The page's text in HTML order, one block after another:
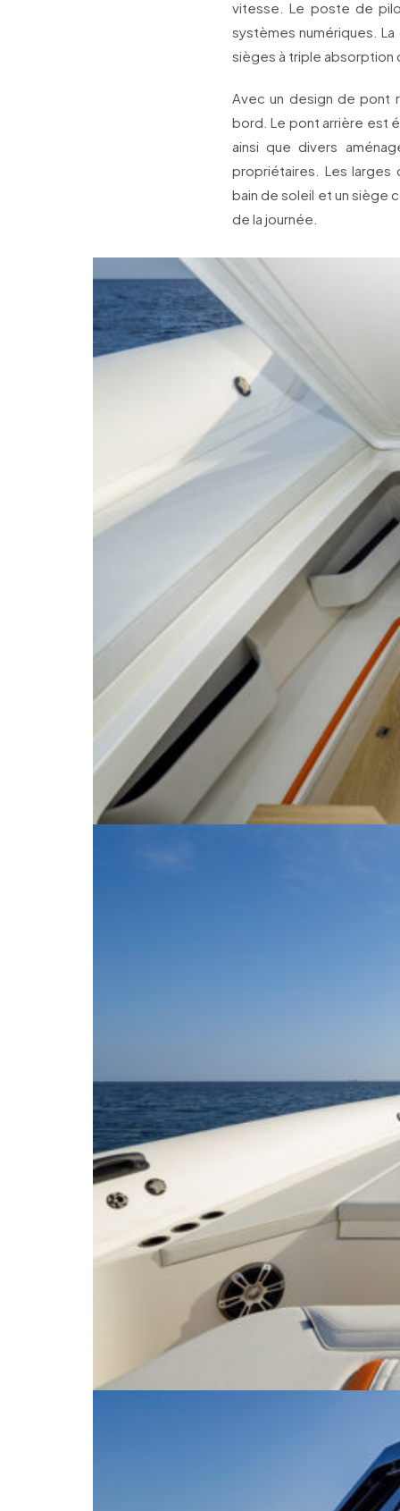
vitesse. Le poste de
systèmes numériques.
sièges à triple absorption
Avec un design de pont
bord. Le pont arrière est
ainsi que divers
propriétaires. Les larges
bain de soleil et un siège
de la journée.